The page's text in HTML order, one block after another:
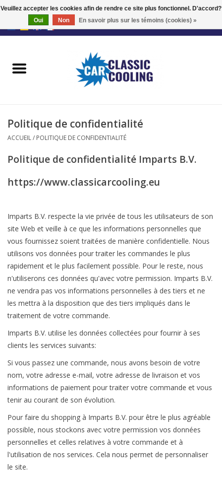
EUR/GBP 0 Articles - €0,00
Kits complets
Le régulateur
Accessoires
Offre
Politique de confidentialité
ACCUEIL/ POLITIQUE DE CONFIDENTIALITÉ
Politique de confidentialité Imparts B.V.
https://www.classicarcooling.eu
Imparts B.V. respecte la vie privée de tous les utilisateurs de son
site Web et veille à ce que les informations personnelles que
vous fournissez soient traitées de manière confidentielle. Nous
utilisons vos données pour traiter les commandes le plus
rapidement et le plus facilement possible. Pour le reste, nous
n'utiliserons ces données qu'avec votre permission. Imparts B.V.
ne vendra pas vos informations personnelles à des tiers et ne
les mettra à la disposition que des tiers impliqués dans le
traitement de votre commande.
Imparts B.V. utilise les données collectées pour fournir à ses
clients les services suivants:
Si vous passez une commande, nous avons besoin de votre
nom, votre adresse e-mail, votre adresse de livraison et vos
informations de paiement pour traiter votre commande et vous
tenir au courant de son évolution.
Pour faire du shopping à Imparts B.V. pour être le plus agréable
possible, nous stockons avec votre permission vos données
personnelles et celles relatives à votre commande et à
l'utilisation de nos services. Cela nous permet de personnaliser
le site.
Veuillez accepter les cookies afin de rendre ce site plus fonctionnel. D'accord?
Oui
Non En savoir plus sur les témoins (cookies) »